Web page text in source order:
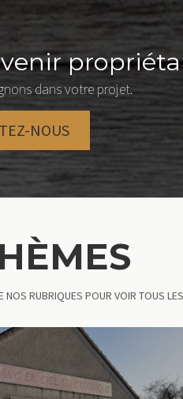
dans votre projet.
NOUS
NOS RUBRIQUES POUR VOIR TOUS